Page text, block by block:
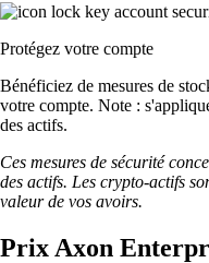
Protégez votre compte
Bénéficiez de mesures de
votre compte. Note :
des actifs.
Ces mesures de sécurité
des actifs. Les crypto-actifs
valeur de vos avoirs.
Prix Axon